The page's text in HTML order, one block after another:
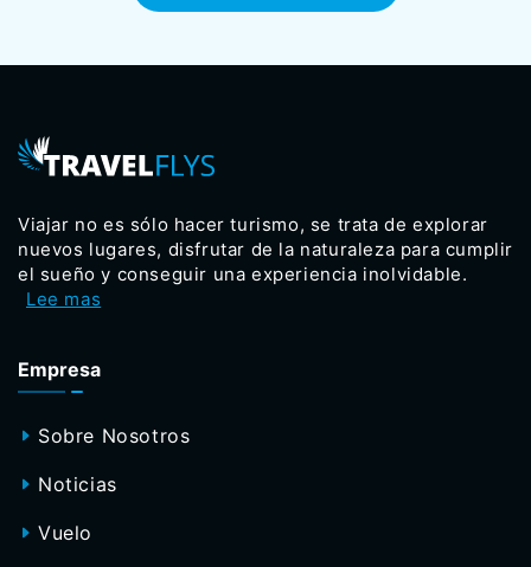
Viajar no es sólo hacer turismo, se trata de explorar
nuevos lugares, disfrutar de la naturaleza para cumplir
el sueño y conseguir una experiencia inolvidable.
Lee mas
Empresa
Sobre Nosotros
Noticias
Vuelo